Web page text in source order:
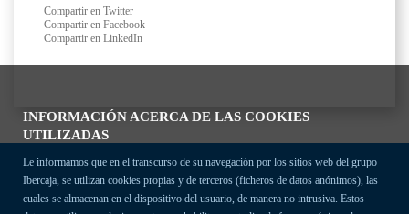
INFORMACIÓN ACERCA DE LAS COOKIES
UTILIZADAS
Le informamos que en el transcurso de su navegación por los sitios web del grupo
Ibercaja, se utilizan cookies propias y de terceros (ficheros de datos anónimos), las
cuales se almacenan en el dispositivo del usuario, de manera no intrusiva. Estos
Compartir en Twitter
Compartir en Facebook
Compartir en LinkedIn